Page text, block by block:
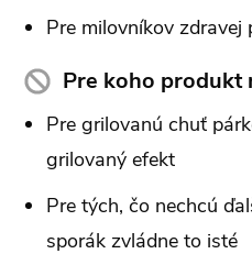
Pre milovníkov zdravej
Pre koho produkt
Pre grilovanú chuť
grilovaný efekt
Pre tých, čo nechcú
sporák zvládne to isté